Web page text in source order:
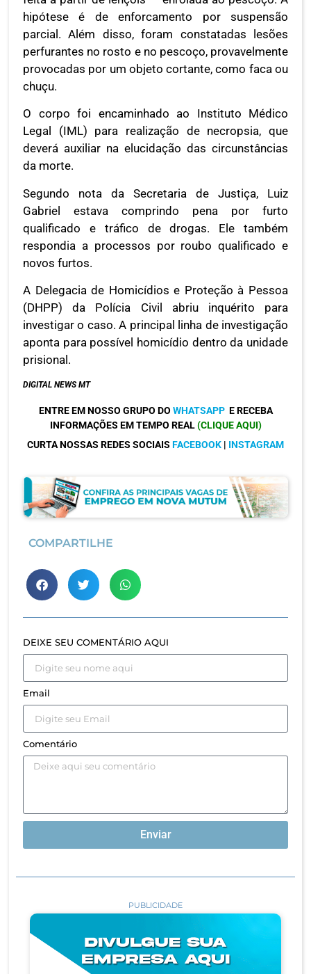
hipótese é de enforcamento por suspensão
parcial. Além disso, foram constatadas lesões
perfurantes no rosto e no pescoço, provavelmente
provocadas por um objeto cortante, como faca ou
chuçu.
O corpo foi encaminhado ao Instituto Médico
Legal (IML) para realização de necropsia, que
deverá auxiliar na elucidação das circunstâncias
da morte.
Segundo nota da Secretaria de Justiça, Luiz
Gabriel estava comprindo pena por furto
qualificado e tráfico de drogas. Ele também
respondia a processos por roubo qualificado e
novos furtos.
A Delegacia de Homicídios e Proteção à Pessoa
(DHPP) da Polícia Civil abriu inquérito para
investigar o caso. A principal linha de investigação
aponta para possível homicídio dentro da unidade
prisional.
DIGITAL NEWS MT
ENTRE EM NOSSO GRUPO DO WHATSAPP E RECEBA
INFORMAÇÕES EM TEMPO REAL(CLIQUE AQUI)
CURTA NOSSAS REDES SOCIAIS FACEBOOK | INSTAGRAM
COMPARTILHE
DEIXE SEU COMENTÁRIO AQUI
Email
Comentário
Enviar
PUBLICIDADE